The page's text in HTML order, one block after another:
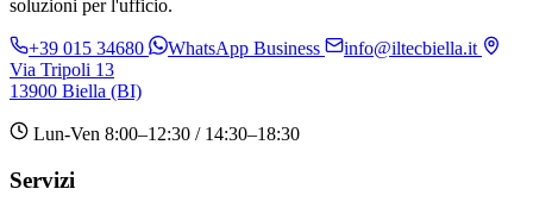
soluzioni per l'ufficio.
+39 015 34680 WhatsApp Business
info@iltecbiella.it
Via Tripoli 13
13900 Biella (BI)
Lun-Ven 8:00–12:30 / 14:30–18:30
Servizi